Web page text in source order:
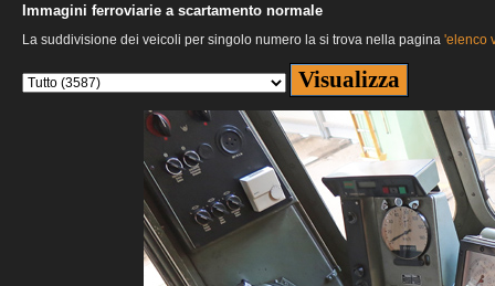
Immagini ferroviarie a scartamento normale
La suddivisione dei veicoli per singolo numero la si trova nella pagina 'elenco